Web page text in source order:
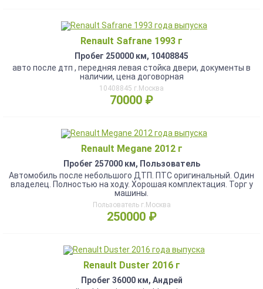
Renault Safrane 1993 г
Пробег 250000 км, 10408845
авто после дтп , передняя левая стойка двери, документы в
наличии, цена договорная
10408845 г.Москва
70000 ₽
Renault Megane 2012 г
Пробег 257000 км, Пользователь
Автомобиль после небольшого ДТП. ПТС оригинальный. Один
владелец. Полностью на ходу. Хорошая комплектация. Торг у
машины.
Пользователь г.Москва
250000 ₽
Renault Duster 2016 г
Пробег 36000 км, Андрей